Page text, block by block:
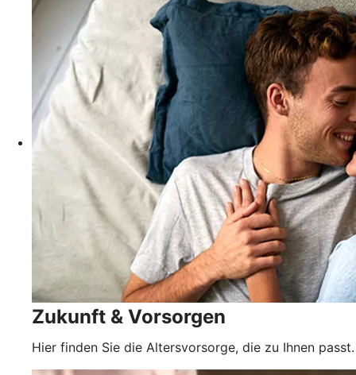
Zukunft & Vorsorgen
Hier finden Sie die Altersvorsorge, die zu Ihnen passt.